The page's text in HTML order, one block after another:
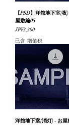
【PSD】洋館地下室(夜
屋敷編05
價格
JP¥3,300
已含 增值税
洋館地下室(消灯) - お屋